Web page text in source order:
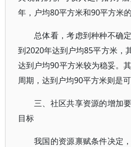
年，户均80平方米和90平方米
总体看，考虑到种种不确
到2020年达到户均85平方米，
达到户均90平方米较为稳妥。
周期，达到户均90平方米则是可
三、社区共享资源的增加
目标
我国的资源禀赋条件决定